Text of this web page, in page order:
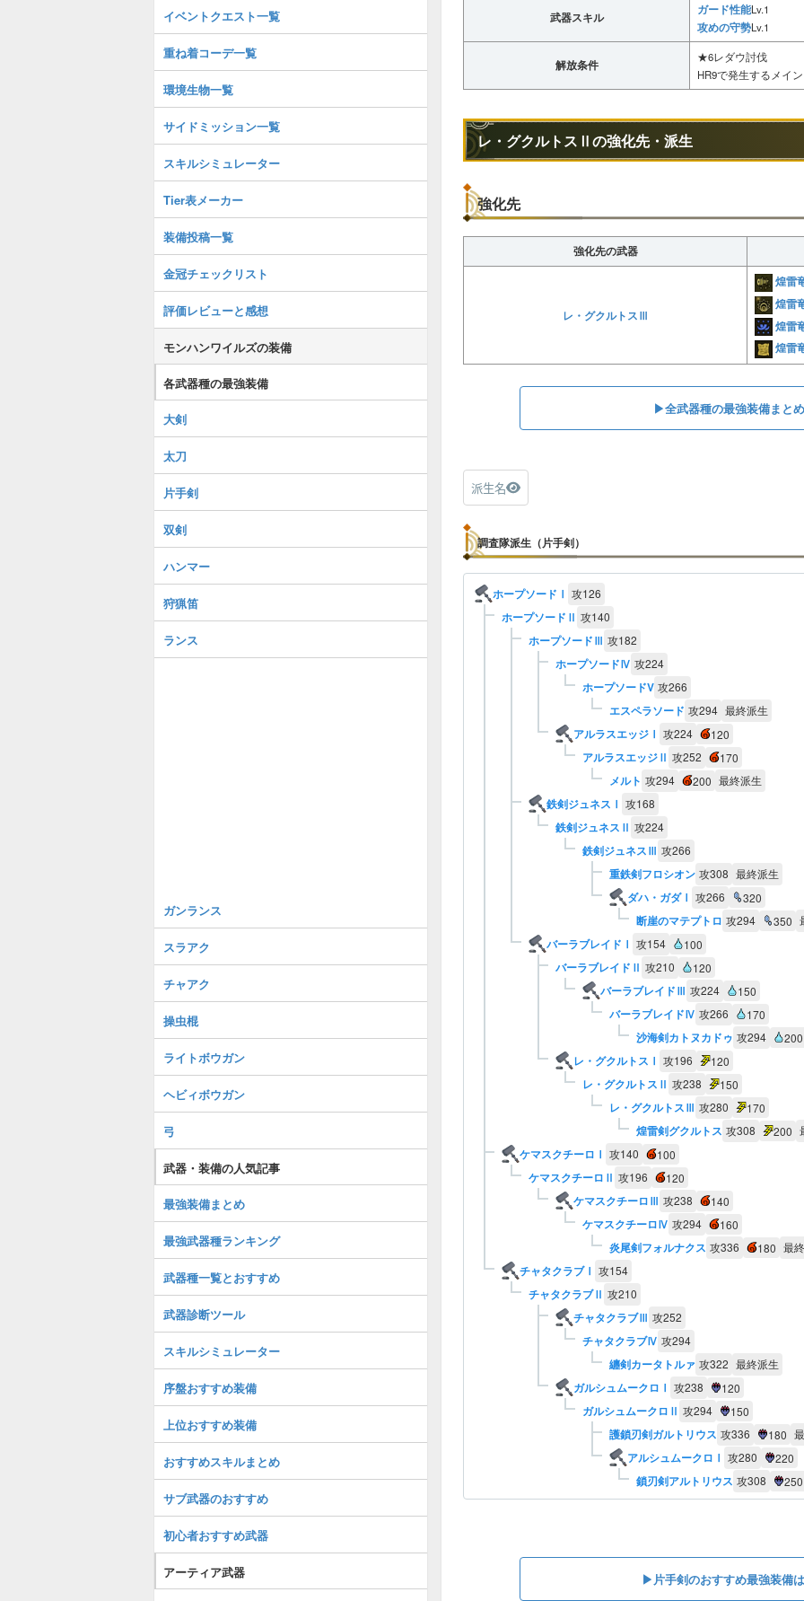
武器スキル
ガード性能Lv.1
攻めの守勢Lv.1
解放条件
★6レダウ討伐
HR9で発生するメイ
レ・グクルトスⅡの強化先・派生
強化先
強化先の武器
レ・グクルトスⅢ
煌雷
煌雷
煌雷
煌雷
▶︎全武器種の最強装備まと
派生名
調査隊派生（片手剣）
ホープソードⅠ 攻126
ホープソードⅡ 攻140
ホープソードⅢ 攻182
ホープソードⅣ 攻224
ホープソードV 攻266
エスペラソード 攻294 最終派生
アルラスエッジⅠ 攻224 120
アルラスエッジⅡ 攻252 170
メルト 攻294 200 最終派生
鉄剣ジュネスⅠ 攻168
鉄剣ジュネスⅡ 攻224
鉄剣ジュネスⅢ 攻266
重鉄剣フロシオン 攻308 最終派生
ダハ・ガダⅠ 攻266 320
断崖のマテプトロ 攻294 350
バーラブレイドⅠ 攻154 100
バーラブレイドⅡ 攻210 120
バーラブレイドⅢ 攻224 150
バーラブレイドⅣ 攻266 170
沙海剣カトヌカドゥ 攻294 200
レ・グクルトスⅠ 攻196 120
レ・グクルトスⅡ 攻238 150
レ・グクルトスⅢ 攻280 170
煌雷剣グクルトス 攻308 200
ケマスクチーロⅠ 攻140 100
ケマスクチーロⅡ 攻196 120
ケマスクチーロⅢ 攻238 140
ケマスクチーロⅣ 攻294 160
炎尾剣フォルナクス 攻336 180 最
チャタクラブⅠ 攻154
チャタクラブⅡ 攻210
チャタクラブⅢ 攻252
チャタクラブⅣ 攻294
纏剣カータトルァ 攻322 最終派生
ガルシュムークロⅠ 攻238 120
ガルシュムークロⅡ 攻294 150
護鎖刃剣ガルトリウス 攻336 180
アルシュムークロⅠ 攻280 220
鎖刃剣アルトリウス 攻308 250
▶︎片手剣のおすすめ最強装備
イベントクエスト一覧
重ね着コーデ一覧
環境生物一覧
サイドミッション一覧
スキルシミュレーター
Tier表メーカー
装備投稿一覧
金冠チェックリスト
評価レビューと感想
モンハンワイルズの装備
各武器種の最強装備
大剣
太刀
片手剣
双剣
ハンマー
狩猟笛
ランス
ガンランス
スラアク
チャアク
操虫棍
ライトボウガン
ヘビィボウガン
弓
武器・装備の人気記事
最強装備まとめ
最強武器種ランキング
武器種一覧とおすすめ
武器診断ツール
スキルシミュレーター
序盤おすすめ装備
上位おすすめ装備
おすすめスキルまとめ
サブ武器のおすすめ
初心者おすすめ武器
アーティア武器